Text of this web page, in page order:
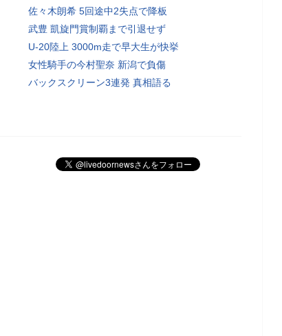
佐々木朗希 5回途中2失点で降板
武豊 凱旋門賞制覇まで引退せず
U-20陸上 3000m走で早大生が快挙
女性騎手の今村聖奈 新潟で負傷
バックスクリーン3連発 真相語る